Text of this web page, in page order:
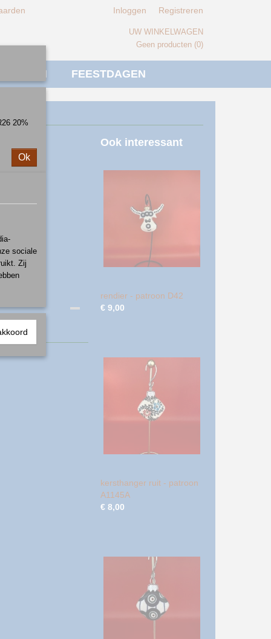
Inloggen Registreren
UW WINKELWAGEN
Geen producten (0)
FEESTDAGEN
Ook interessant
rendier - patroon D42
€ 9,00
kersthanger ruit - patroon
A1145A
€ 8,00
20%
Ok
sociale
Zij